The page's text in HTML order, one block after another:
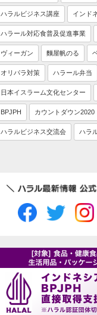
ハラルビジネス講座 インド
ハラール対応食普及促進事業
ヴィーガン 麵屋帆のる
オリパラ対策 ハラール弁当
日本イスラーム文化センター
BPJPH カウントダウン2020
ハラルビジネス交流会 ハラ